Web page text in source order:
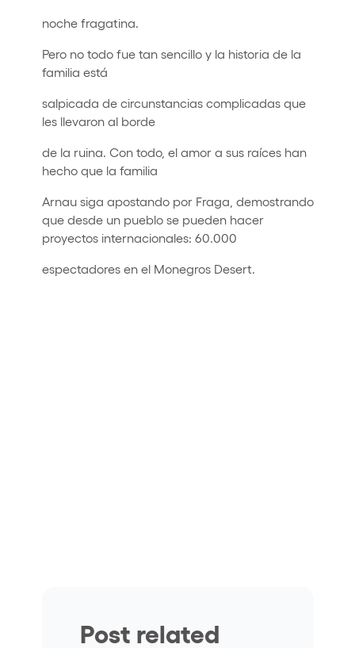
noche fragatina.
Pero no todo fue tan sencillo y la historia de la
familia está
salpicada de circunstancias complicadas que
les llevaron al borde
de la ruina. Con todo, el amor a sus raíces han
hecho que la familia
Arnau siga apostando por Fraga, demostrando
que desde un pueblo se pueden hacer
proyectos internacionales: 60.000
espectadores en el Monegros Desert.
Post related